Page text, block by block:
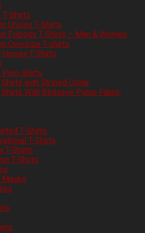
T-Shirts
Unisex T-Shirts
Fixbody T-Shirts – Men & Women
Oversize T-shirts
Unisex T-Shirts
Polo Shirts
Shirts with Striped Collar
Shirts With Birdseye Pique Fabric
T-Shirts
T-Shirts
T-Shirts
T-Shirts
Masks